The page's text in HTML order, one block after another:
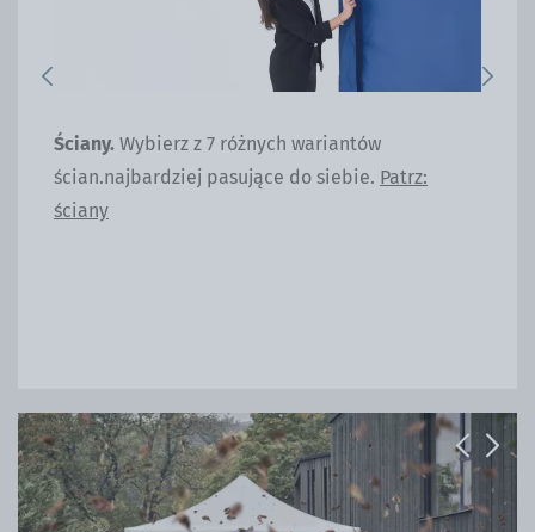
Ściany. Wybierz z 7 różnych wariantów
ścian.najbardziej pasujące do siebie. Patrz:
ściany
Previous
Next